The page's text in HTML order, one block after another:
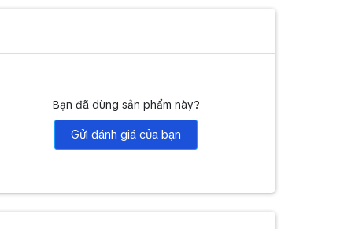
Bạn đã dùng sản phẩm này?
Gửi đánh giá của bạn